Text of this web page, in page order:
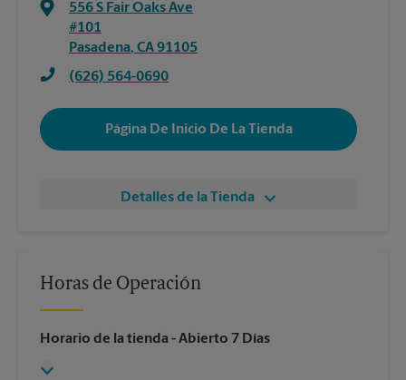
556 S Fair Oaks Ave
#101
Pasadena, CA91105
(626) 564-0690
Página De Inicio De La Tienda
Detalles de la Tienda
Horas de Operación
Horario de la tienda - Abierto 7 Días